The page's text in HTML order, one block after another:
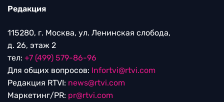
Редакция
115280, г. Москва, ул. Ленинская слобода,
д. 26, этаж 2
тел: +7 (499) 579-86-96
Для общих вопросов: Infortvi@rtvi.com
Редакция RTVI: news@rtvi.com
Маркетинг/PR: pr@rtvi.com